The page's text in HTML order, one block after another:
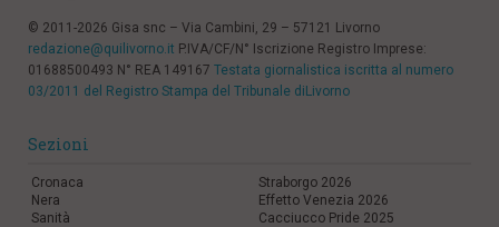
© 2011-2026 Gisa snc – Via Cambini, 29 – 57121 Livorno
redazione@quilivorno.it P.IVA/CF/N° Iscrizione Registro Imprese:
01688500493 N° REA 149167 Testata giornalistica iscritta al numero
03/2011 del Registro Stampa del Tribunale diLivorno
Sezioni
Cronaca
Nera
Sanità
Straborgo 2026
Effetto Venezia 2026
Cacciucco Pride 2025